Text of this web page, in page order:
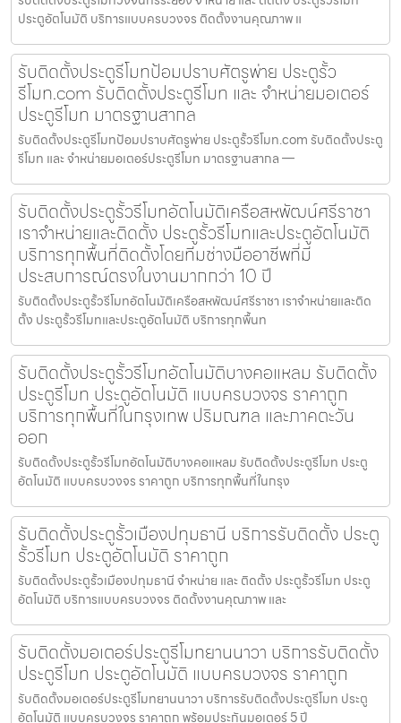
ประตูอัตโนมัติ บริการแบบครบวงจร ติดตั้งงานคุณภาพ แ
รับติดตั้งประตูรีโมทป้อมปราบศัตรูพ่าย ประตูรั้ว
รีโมท.com รับติดตั้งประตูรีโมท และ จำหน่ายมอเตอร์
ประตูรีโมท มาตรฐานสากล
รับติดตั้งประตูรีโมทป้อมปราบศัตรูพ่าย ประตูรั้วรีโมท.com รับติดตั้งประตู
รีโมท และ จำหน่ายมอเตอร์ประตูรีโมท มาตรฐานสากล —
รับติดตั้งประตูรั้วรีโมทอัตโนมัติเครือสหพัฒน์ศรีราชา
เราจำหน่ายและติดตั้ง ประตูรั้วรีโมทและประตูอัตโนมัติ
บริการทุกพื้นที่ติดตั้งโดยทีมช่างมืออาชีพที่มี
ประสบการณ์ตรงในงานมากกว่า 10 ปี
รับติดตั้งประตูรั้วรีโมทอัตโนมัติเครือสหพัฒน์ศรีราชา เราจำหน่ายและติด
ตั้ง ประตูรั้วรีโมทและประตูอัตโนมัติ บริการทุกพื้นท
รับติดตั้งประตูรั้วรีโมทอัตโนมัติบางคอแหลม รับติดตั้ง
ประตูรีโมท ประตูอัตโนมัติ แบบครบวงจร ราคาถูก
บริการทุกพื้นที่ในกรุงเทพ ปริมณฑล และภาคตะวัน
ออก
รับติดตั้งประตูรั้วรีโมทอัตโนมัติบางคอแหลม รับติดตั้งประตูรีโมท ประตู
อัตโนมัติ แบบครบวงจร ราคาถูก บริการทุกพื้นที่ในกรุง
รับติดตั้งประตูรั้วเมืองปทุมธานี บริการรับติดตั้ง ประตู
รั้วรีโมท ประตูอัตโนมัติ ราคาถูก
รับติดตั้งประตูรั้วเมืองปทุมธานี จำหน่าย และ ติดตั้ง ประตูรั้วรีโมท ประตู
อัตโนมัติ บริการแบบครบวงจร ติดตั้งงานคุณภาพ และ
รับติดตั้งมอเตอร์ประตูรีโมทยานนาวา บริการรับติดตั้ง
ประตูรีโมท ประตูอัตโนมัติ แบบครบวงจร ราคาถูก
รับติดตั้งมอเตอร์ประตูรีโมทยานนาวา บริการรับติดตั้งประตูรีโมท ประตู
อัตโนมัติ แบบครบวงจร ราคาถูก พร้อมประกันมอเตอร์ 5 ปี